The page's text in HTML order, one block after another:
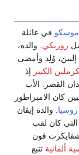
موسكو في عائلة
روريكي . والده،
وُلِد وأمضى
الكبير إذ
القصر. الأب
كان الامبراطور
. والدة إيڤان
التي كان لقب
شڤايكرت فون
ألمانية تتبع